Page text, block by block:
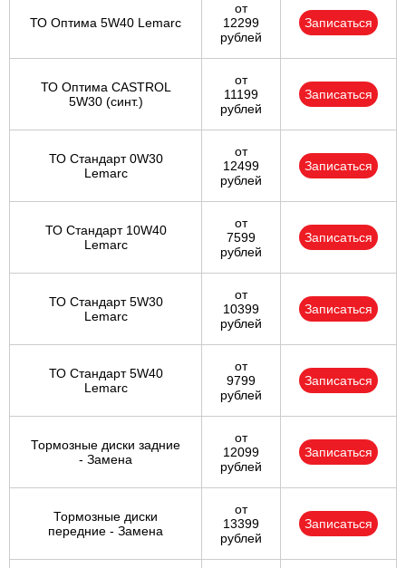
ТО Оптима 5W40 Lemarc
от
12299
рублей
Записаться
ТО Оптима CASTROL
5W30 (синт.)
от
11199
рублей
Записаться
ТО Стандарт 0W30
Lemarc
от
12499
рублей
Записаться
ТО Стандарт 10W40
Lemarc
от
7599
рублей
Записаться
ТО Стандарт 5W30
Lemarc
от
10399
рублей
Записаться
ТО Стандарт 5W40
Lemarc
от
9799
рублей
Записаться
Тормозные диски задние
- Замена
от
12099
рублей
Записаться
Тормозные диски
передние - Замена
от
13399
рублей
Записаться